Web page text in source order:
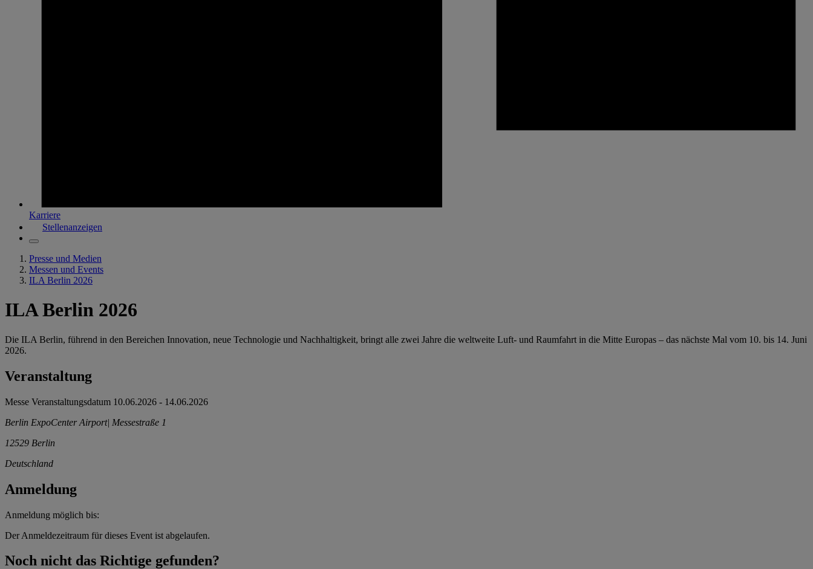
Karriere
Stellenanzeigen
Presse und Medien
Messen und Events
ILA Berlin 2026
ILA Berlin 2026
Die ILA Berlin, führend in den Bereichen Innovation, neue Technologie und Nachhaltigkeit, bringt alle zwei Jahre die weltweite Luft- und Raumfahrt in die Mitte Europas – das nächste Mal vom 10. bis 14. Juni
2026.
Veranstaltung
Messe Veranstaltungsdatum 10.06.2026 - 14.06.2026
Berlin ExpoCenter Airport| Messestraße 1
12529 Berlin
Deutschland
Anmeldung
Anmeldung möglich bis:
Der Anmeldezeitraum für dieses Event ist abgelaufen.
Noch nicht das Richtige gefunden?